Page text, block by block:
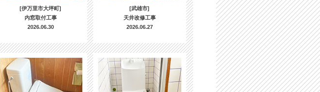
[伊万里市大坪町]
内窓取付工事
2026.06.30
[武雄市]
天井改修工事
2026.06.27